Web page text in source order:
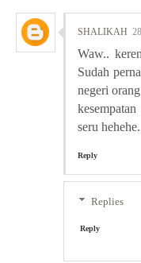
SHALIKAH
Waw..
Sudah
negeri
seru
Reply
Replies
Reply